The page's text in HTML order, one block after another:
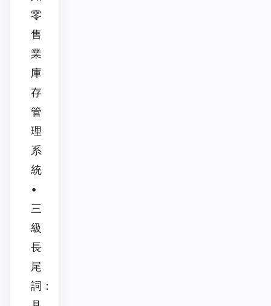
零
售
業
庫
存
管
理
系
統
•
三
級
長
尾
詞：